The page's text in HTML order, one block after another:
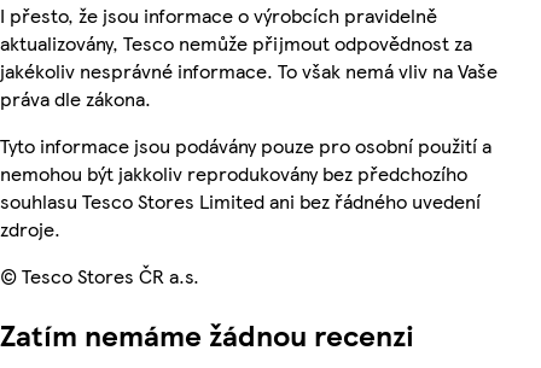
I přesto, že jsou informace o výrobcích pravidelně
aktualizovány, Tesco nemůže přijmout odpovědnost za
jakékoliv nesprávné informace. To však nemá vliv na Vaše
práva dle zákona.
Tyto informace jsou podávány pouze pro osobní použití a
nemohou být jakkoliv reprodukovány bez předchozího
souhlasu Tesco Stores Limited ani bez řádného uvedení
zdroje.
© Tesco Stores ČR a.s.
Zatím nemáme žádnou recenzi